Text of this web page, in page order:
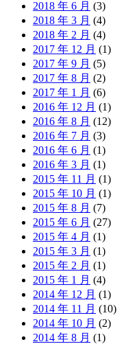
2018 年 6 月 (3)
2018 年 3 月 (4)
2018 年 2 月 (4)
2017 年 12 月 (1)
2017 年 9 月 (5)
2017 年 8 月 (2)
2017 年 1 月 (6)
2016 年 12 月 (1)
2016 年 8 月 (12)
2016 年 7 月 (3)
2016 年 6 月 (1)
2016 年 3 月 (1)
2015 年 11 月 (1)
2015 年 10 月 (1)
2015 年 8 月 (7)
2015 年 6 月 (27)
2015 年 4 月 (1)
2015 年 3 月 (1)
2015 年 2 月 (1)
2015 年 1 月 (4)
2014 年 12 月 (1)
2014 年 11 月 (10)
2014 年 10 月 (2)
2014 年 8 月 (1)